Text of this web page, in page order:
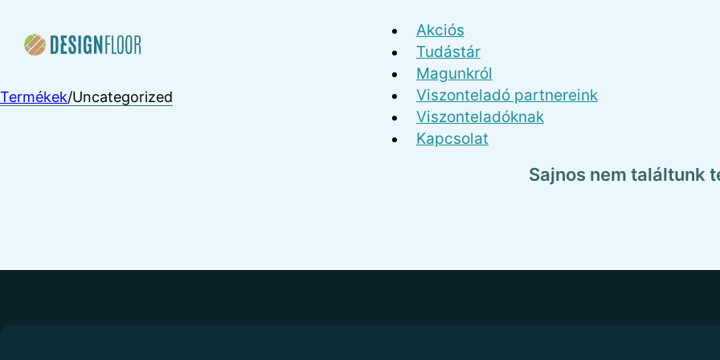
Akciós
Tudástár
Magunkról
Viszonteladó partnereink
Viszonteladóknak
Kapcsolat
Termékek/Uncategorized
Sajnos nem találtunk